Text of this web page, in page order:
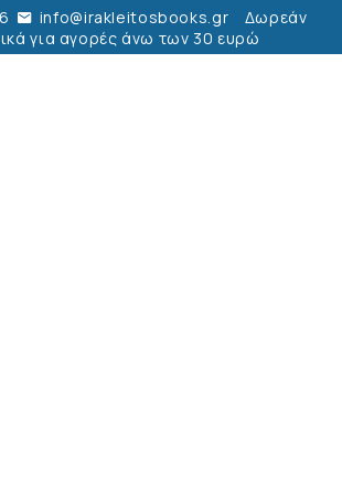
info@irakleitosbooks.gr
Δωρεάν
για αγορές άνω των 30 ευρώ